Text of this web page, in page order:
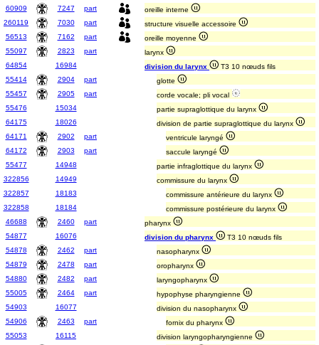
60909
7247 part
oreille interne
260119
7030 part
structure visuelle accessoire
56513
7162 part
oreille moyenne
55097
2823 part
larynx
64854
16984 division du larynx
T3 10 nœuds fils
55414
2904 part
glotte
55457
2905 part
corde vocale; pli vocal
55476
15034
partie supraglottique du larynx
64175
18026
division de partie supraglottique du larynx
64171
2902 part
ventricule laryngé
64172
2903 part
saccule laryngé
55477
14948
partie infraglottique du larynx
322856
14949
commissure du larynx
322857
18183
commissure antérieure du larynx
322858
18184
commissure postérieure du larynx
46688
2460 part
pharynx
54877
16076 division du pharynx
T3 10 nœuds fils
54878
2462 part
nasopharynx
54879
2478 part
oropharynx
54880
2482 part
laryngopharynx
55005
2464 part
hypophyse pharyngienne
54903
16077
division du nasopharynx
54906
2463 part
fornix du pharynx
55053
16115
division laryngopharyngienne